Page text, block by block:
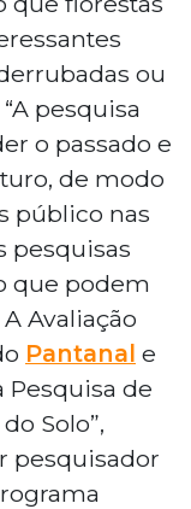
ou
pesquisa
o passado e
de modo
público nas
pesquisas
que podem
Avaliação
Pantanal e
Pesquisa de
Solo”,
pesquisador